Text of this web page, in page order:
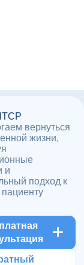
вернуться
жизни,
и
подход к